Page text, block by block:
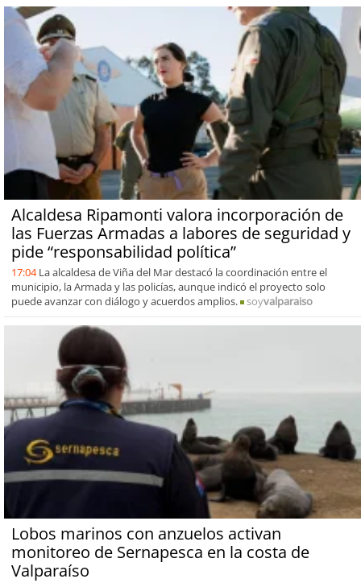
Alcaldesa Ripamonti valora incorporación de
las Fuerzas Armadas a labores de seguridad y
pide “responsabilidad política”
17:04 La alcaldesa de Viña del Mar destacó la coordinación entre el
municipio, la Armada y las policías, aunque indicó el proyecto solo
puede avanzar con diálogo y acuerdos amplios.
soyvalparaiso
Lobos marinos con anzuelos activan
monitoreo de Sernapesca en la costa de
Valparaíso